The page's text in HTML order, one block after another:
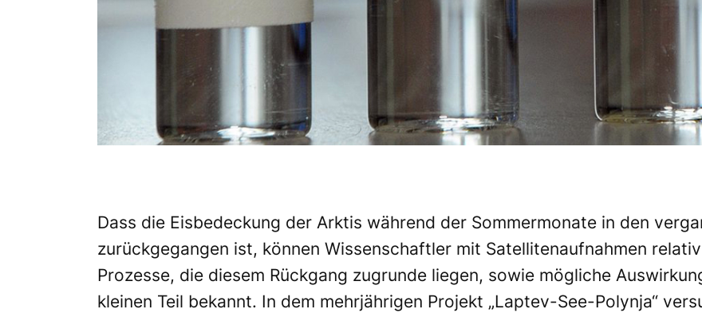
Dass die Eisbedeckung der Arktis während der Sommermonate in den
zurückgegangen ist, können Wissenschaftler mit Satellitenaufnahmen
Prozesse, die diesem Rückgang zugrunde liegen, sowie mögliche
kleinen Teil bekannt. In dem mehrjährigen Projekt „Laptev-See-Polynja“